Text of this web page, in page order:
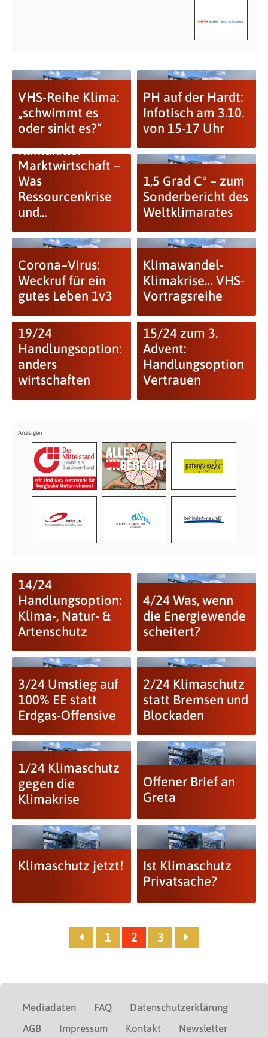
VHS-Reihe Klima:
„schwimmt es
oder sinkt es?“
PH auf der Hardt:
Infotisch am 3.10.
von 15-17 Uhr
Klimakiller
Marktwirtschaft –
Was
Ressourcenkrise
und...
1,5 Grad C° – zum
Sonderbericht des
Weltklimarates
Corona–Virus:
Weckruf für ein
gutes Leben 1v3
Klimawandel-
Klimakrise… VHS-
Vortragsreihe
19/24
Handlungsoption:
anders
wirtschaften
15/24 zum 3.
Advent:
Handlungsoption
Vertrauen
14/24
Handlungsoption:
Klima-, Natur- &
Artenschutz
4/24 Was, wenn
die Energiewende
scheitert?
3/24 Umstieg auf
100% EE statt
Erdgas-Offensive
2/24 Klimaschutz
statt Bremsen und
Blockaden
1/24 Klimaschutz
gegen die
Klimakrise
Offener Brief an
Greta
Klimaschutz jetzt!
Ist Klimaschutz
Privatsache?
1 2 3
Mediadaten FAQ
Datenschutzerklärung
AGB
Impressum Kontakt Newsletter